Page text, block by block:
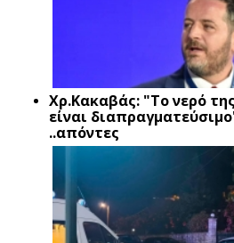
Xρ.Κακαβάς: "Το νερό
είναι
..απόντες